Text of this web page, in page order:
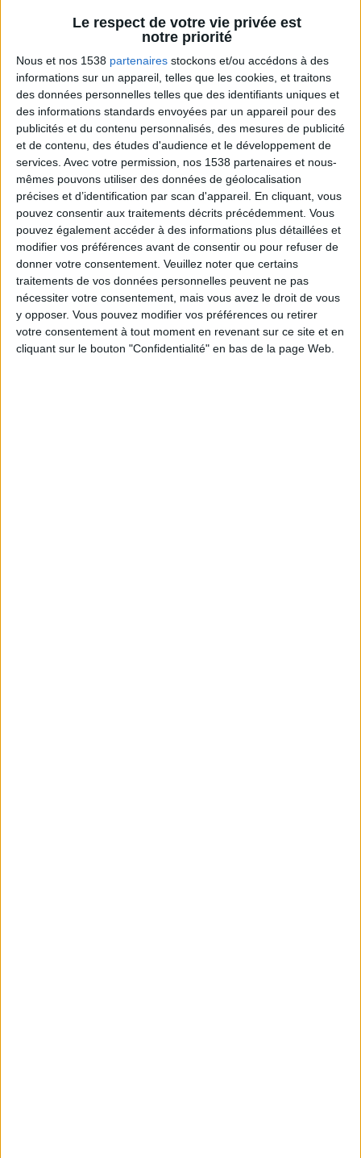
Le respect de votre vie privée est
notre priorité
Nous et nos 1538 partenaires stockons et/ou accédons à des
informations sur un appareil, telles que les cookies, et traitons
des données personnelles telles que des identifiants uniques et
des informations standards envoyées par un appareil pour des
publicités et du contenu personnalisés, des mesures de publicité
et de contenu, des études d'audience et le développement de
services. Avec votre permission, nos 1538 partenaires et nous-
mêmes pouvons utiliser des données de géolocalisation
précises et d’identification par scan d'appareil. En cliquant, vous
pouvez consentir aux traitements décrits précédemment. Vous
pouvez également accéder à des informations plus détaillées et
modifier vos préférences avant de consentir ou pour refuser de
donner votre consentement. Veuillez noter que certains
traitements de vos données personnelles peuvent ne pas
nécessiter votre consentement, mais vous avez le droit de vous
y opposer. Vous pouvez modifier vos préférences ou retirer
votre consentement à tout moment en revenant sur ce site et en
cliquant sur le bouton "Confidentialité" en bas de la page Web.
ActiNutrition ?
Combien de kilos souhaitez-vous perdre ?
Moins de
5 kilos
De 5 à 10
kilos
Plus de
10 kilos
Webinaires en direct Voir tout
Chaque semaine, posez vos questions en live
en participant à des vidéo-conférences avec
Jean-Michel et les diététiciennes du